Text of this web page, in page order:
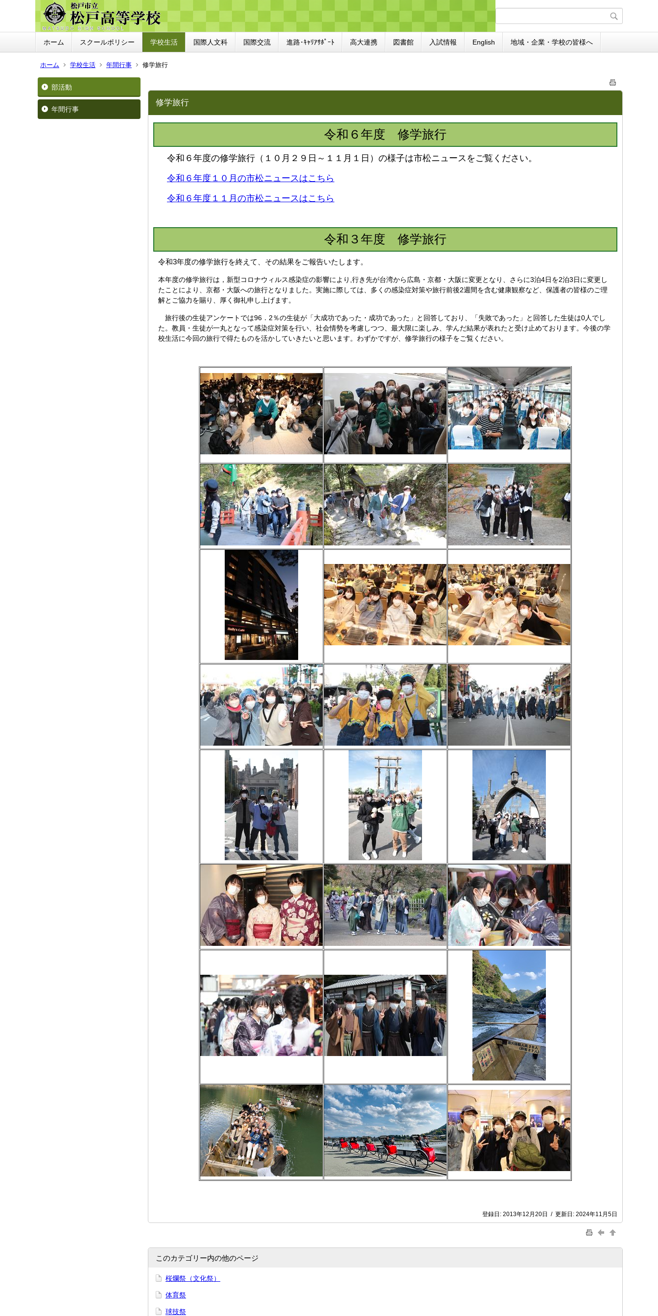
ホーム スクールポリシー 学校生活 国際人文科 国際交流 進路･ｷｬﾘｱｻﾎﾟｰﾄ 高大連携 図書館 入試情報 English 地域・企業・学校の皆様へ
ホーム 学校生活 年間行事 修学旅行
部活動
年間行事
修学旅行
令和６年度 修学旅行
令和６年度の修学旅行（１０月２９日～１１月１日）の様子は市松ニュースをご覧ください。
令和６年度１０月の市松ニュースはこちら
令和６年度１１月の市松ニュースはこちら
令和３年度 修学旅行
令和3年度の修学旅行を終えて、その結果をご報告いたします。
本年度の修学旅行は，新型コロナウィルス感染症の影響により,行き先が台湾から広島・京都・大阪に変更となり、さらに3泊4日を2泊3日に変更し
たことにより、京都・大阪への旅行となりました。実施に際しては、多くの感染症対策や旅行前後2週間を含む健康観察など、保護者の皆様のご理
解とご協力を賜り、厚く御礼申し上げます。
旅行後の生徒アンケートでは96．2％の生徒が「大成功であった・成功であった」と回答しており、「失敗であった」と回答した生徒は0人でし
た。教員・生徒が一丸となって感染症対策を行い、社会情勢を考慮しつつ、最大限に楽しみ、学んだ結果が表れたと受け止めております。今後の学
校生活に今回の旅行で得たものを活かしていきたいと思います。わずかですが、修学旅行の様子をご覧ください。
登録日: 2013年12月20日 / 更新日: 2024年11月5日
このカテゴリー内の他のページ
桜爛祭（文化祭）
体育祭
球技祭